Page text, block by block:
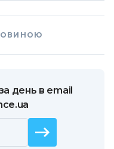
день в email